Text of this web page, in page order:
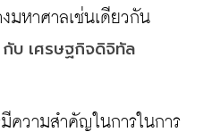
กับ เศรษฐกิจดิจิทัล
ความสำคัญในการในการ